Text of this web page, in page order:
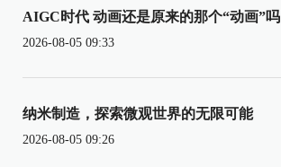
AIGC时代 动画还是原来的那个“动画”吗
2026-08-05 09:33
纳米制造，探索微观世界的无限可能
2026-08-05 09:26